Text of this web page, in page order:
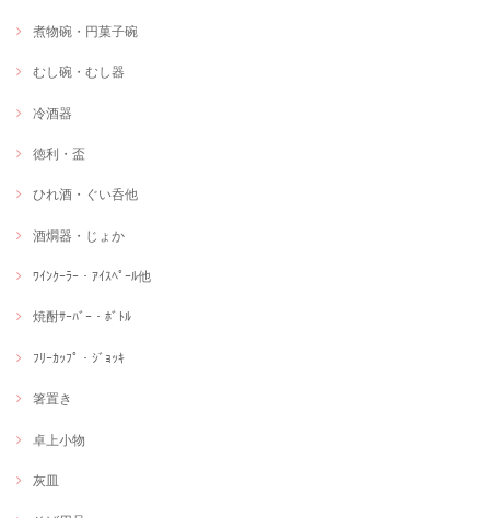
煮物碗・円菓子碗
むし碗・むし器
冷酒器
徳利・盃
ひれ酒・ぐい呑他
酒燗器・じょか
ﾜｲﾝｸｰﾗｰ・ｱｲｽﾍﾟｰﾙ他
焼酎ｻｰﾊﾞｰ・ﾎﾞﾄﾙ
ﾌﾘｰｶｯﾌﾟ・ｼﾞｮｯｷ
箸置き
卓上小物
灰皿